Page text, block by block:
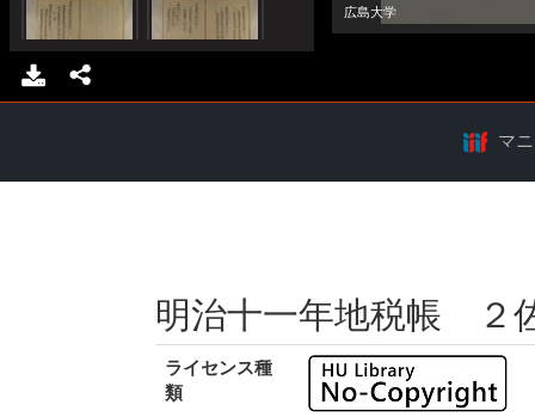
マ
明治十一年地税帳 ２
ライセンス種
類